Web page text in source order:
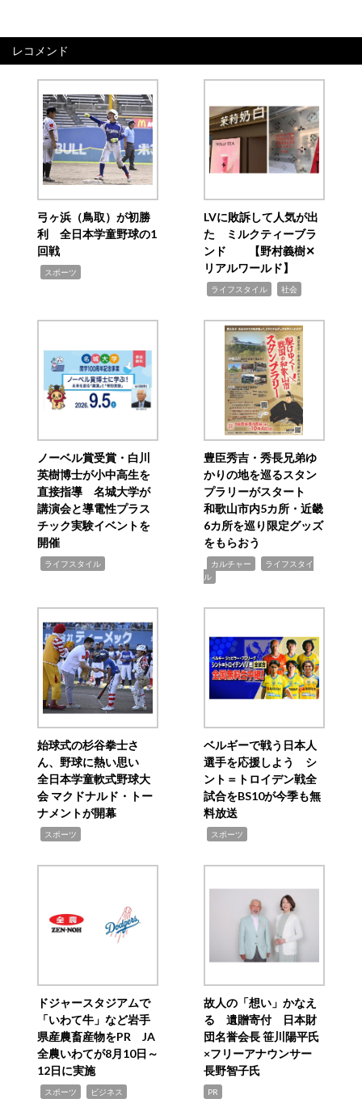
レコメンド
弓ヶ浜（鳥取）が初勝
利 全日本学童野球の1
回戦
スポーツ
LVに敗訴して人気が出
た ミルクティーブラ
ンド 【野村義樹✕
リアルワールド】
ライフスタイル 社会
ノーベル賞受賞・白川
英樹博士が小中高生を
直接指導 名城大学が
講演会と導電性プラス
チック実験イベントを
開催
ライフスタイル
豊臣秀吉・秀長兄弟ゆ
かりの地を巡るスタン
プラリーがスタート
和歌山市内5カ所・近畿
6カ所を巡り限定グッズ
をもらおう
カルチャー
ライフスタイ
ル
始球式の杉谷拳士さ
ん、野球に熱い思い
全日本学童軟式野球大
会 マクドナルド・トー
ナメントが開幕
スポーツ
ベルギーで戦う日本人
選手を応援しよう シ
ント＝トロイデン戦全
試合をBS10が今季も無
料放送
スポーツ
ドジャースタジアムで
「いわて牛」など岩手
県産農畜産物をPR JA
全農いわてが8月10日～
12日に実施
スポーツ ビジネス
故人の「想い」かなえ
る 遺贈寄付 日本財
団名誉会長 笹川陽平氏
×フリーアナウンサー
長野智子氏
PR